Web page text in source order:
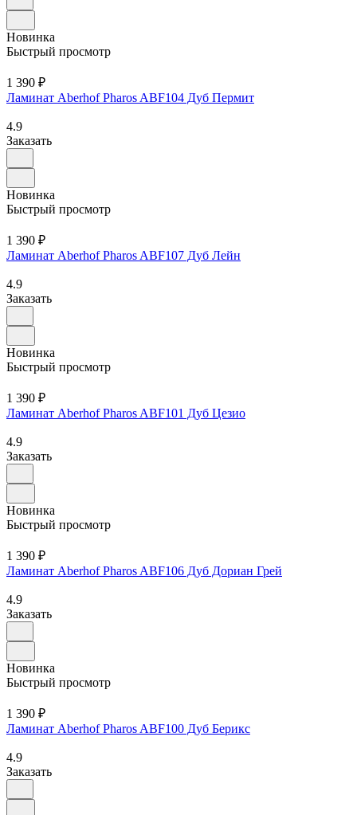
Новинка
Быстрый просмотр
1 390 ₽
Ламинат Aberhof Pharos ABF104 Дуб Пермит
4.9
Заказать
Новинка
Быстрый просмотр
1 390 ₽
Ламинат Aberhof Pharos ABF107 Дуб Лейн
4.9
Заказать
Новинка
Быстрый просмотр
1 390 ₽
Ламинат Aberhof Pharos ABF101 Дуб Цезио
4.9
Заказать
Новинка
Быстрый просмотр
1 390 ₽
Ламинат Aberhof Pharos ABF106 Дуб Дориан Грей
4.9
Заказать
Новинка
Быстрый просмотр
1 390 ₽
Ламинат Aberhof Pharos ABF100 Дуб Берикс
4.9
Заказать